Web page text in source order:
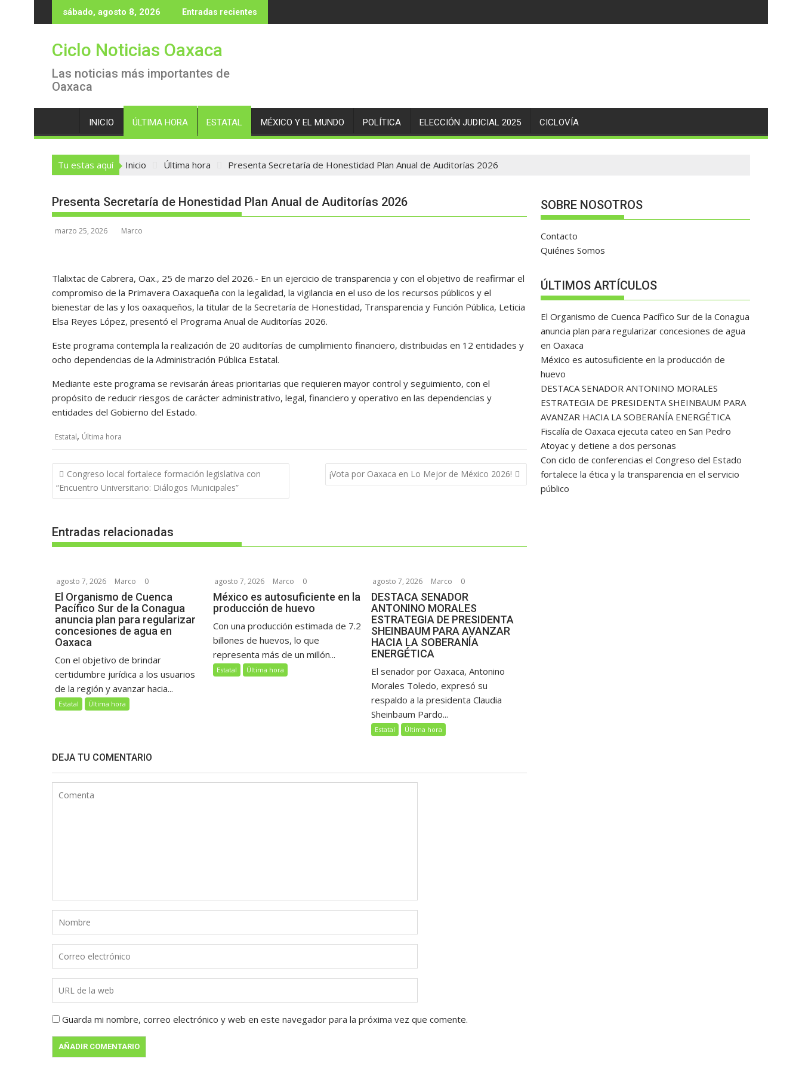
al
sábado, agosto 8, 2026 Entradas recientes
Ciclo Noticias Oaxaca
Las noticias más importantes de
Oaxaca
INICIO ÚLTIMA HORA ESTATAL MÉXICO Y EL MUNDO POLÍTICA ELECCIÓN JUDICIAL 2025 CICLOVÍA
Tu estas aquí Inicio Última hora Presenta Secretaría de Honestidad Plan Anual de Auditorías 2026
Presenta Secretaría de Honestidad Plan Anual de Auditorías 2026
marzo 25, 2026 Marco
Tlalixtac de Cabrera, Oax., 25 de marzo del 2026.- En un ejercicio de transparencia y con el objetivo de reafirmar el
compromiso de la Primavera Oaxaqueña con la legalidad, la vigilancia en el uso de los recursos públicos y el
bienestar de las y los oaxaqueños, la titular de la Secretaría de Honestidad, Transparencia y Función Pública, Leticia
Elsa Reyes López, presentó el Programa Anual de Auditorías 2026.
Este programa contempla la realización de 20 auditorías de cumplimiento financiero, distribuidas en 12 entidades y
ocho dependencias de la Administración Pública Estatal.
Mediante este programa se revisarán áreas prioritarias que requieren mayor control y seguimiento, con el
propósito de reducir riesgos de carácter administrativo, legal, financiero y operativo en las dependencias y
entidades del Gobierno del Estado.
Estatal, Última hora
Navegación
de
entradas
Congreso local fortalece formación legislativa con
“Encuentro Universitario: Diálogos Municipales”
¡Vota por Oaxaca en Lo Mejor de México 2026!
Entradas relacionadas
agosto 7, 2026 Marco 0
El Organismo de Cuenca
Pacífico Sur de la Conagua
anuncia plan para regularizar
concesiones de agua en
Oaxaca
Con el objetivo de brindar
certidumbre jurídica a los usuarios
de la región y avanzar hacia...
Estatal Última hora
agosto 7, 2026 Marco 0
México es autosuficiente en la
producción de huevo
Con una producción estimada de 7.2
billones de huevos, lo que
representa más de un millón...
Estatal Última hora
agosto 7, 2026 Marco 0
DESTACA SENADOR
ANTONINO MORALES
ESTRATEGIA DE PRESIDENTA
SHEINBAUM PARA AVANZAR
HACIA LA SOBERANÍA
ENERGÉTICA
El senador por Oaxaca, Antonino
Morales Toledo, expresó su
respaldo a la presidenta Claudia
Sheinbaum Pardo...
Estatal Última hora
DEJA TU COMENTARIO
Guarda mi nombre, correo electrónico y web en este navegador para la próxima vez que comente.
SOBRE NOSOTROS
Contacto
Quiénes Somos
ÚLTIMOS ARTÍCULOS
El Organismo de Cuenca Pacífico Sur de la Conagua
anuncia plan para regularizar concesiones de agua
en Oaxaca
México es autosuficiente en la producción de
huevo
DESTACA SENADOR ANTONINO MORALES
ESTRATEGIA DE PRESIDENTA SHEINBAUM PARA
AVANZAR HACIA LA SOBERANÍA ENERGÉTICA
Fiscalía de Oaxaca ejecuta cateo en San Pedro
Atoyac y detiene a dos personas
Con ciclo de conferencias el Congreso del Estado
fortalece la ética y la transparencia en el servicio
público